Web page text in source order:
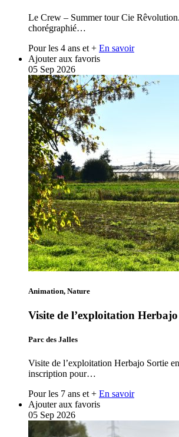
Le Crew – Summer tour Cie
chorégraphié…
Pour les 4 ans et + En savoir
Ajouter aux favoris
05 Sep 2026
Animation, Nature
Visite de l’exploitation Herbajo
Parc des Jalles
Visite de l’exploitation Herbajo Sortie
inscription pour…
Pour les 7 ans et + En savoir
Ajouter aux favoris
05 Sep 2026